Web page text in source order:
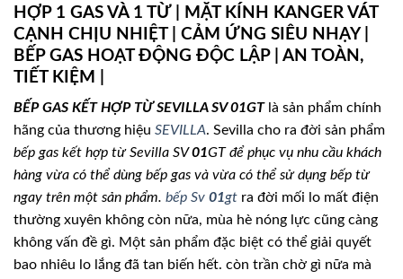
HỢP 1 GAS VÀ 1 TỪ | MẶT KÍNH KANGER VÁT
CẠNH CHỊU NHIỆT | CẢM ỨNG SIÊU NHẠY |
BẾP GAS HOẠT ĐỘNG ĐỘC LẬP | AN TOÀN,
TIẾT KIỆM |
BẾP GAS KẾT HỢP TỪ SEVILLA SV 01GTlà sản phẩm chính
hãng của thương hiệu SEVILLA. Sevilla cho ra đời sản phẩm
bếp gas kết hợp từ Sevilla SV01GT để phục vụ nhu cầu khách
hàng vừa có thể dùng bếp gas và vừa có thể sử dụng bếp từ
ngay trên một sản phẩm. bếp Sv 01gt ra đời mối lo mất điện
thường xuyên không còn nữa, mùa hè nóng lực cũng càng
không vấn đề gì. Một sản phẩm đặc biệt có thể giải quyết
bao nhiêu lo lắng đã tan biến hết. còn trần chờ gì nữa mà